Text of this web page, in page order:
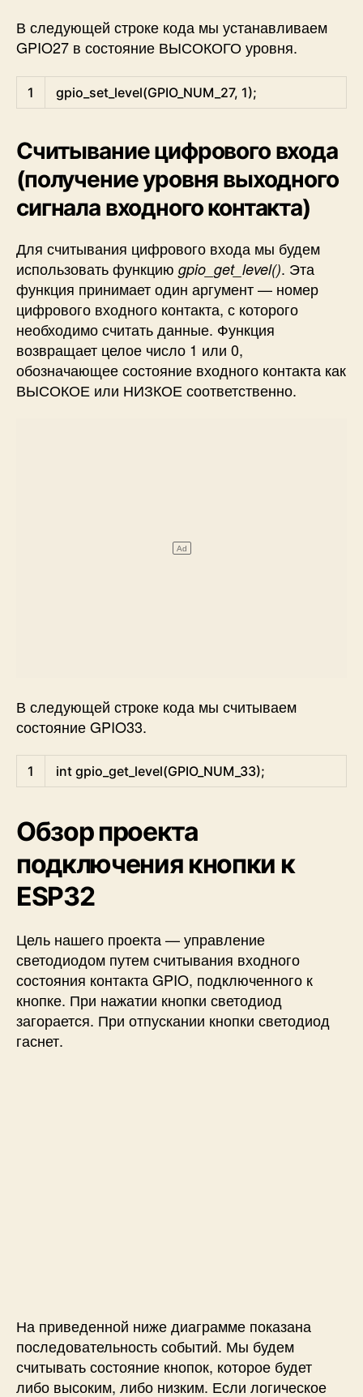
В следующей строке кода мы устанавливаем
GPIO27 в состояние ВЫСОКОГО уровня.
1 gpio_set_level(GPIO_NUM_27, 1);
Считывание цифрового входа
(получение уровня выходного
сигнала входного контакта)
Для считывания цифрового входа мы будем
использовать функцию gpio_get_level(). Эта
функция принимает один аргумент — номер
цифрового входного контакта, с которого
необходимо считать данные. Функция
возвращает целое число 1 или 0,
обозначающее состояние входного контакта как
ВЫСОКОЕ или НИЗКОЕ соответственно.
В следующей строке кода мы считываем
состояние GPIO33.
1 int gpio_get_level(GPIO_NUM_33);
Обзор проекта
подключения кнопки к
ESP32
Цель нашего проекта — управление
светодиодом путем считывания входного
состояния контакта GPIO, подключенного к
кнопке. При нажатии кнопки светодиод
загорается. При отпускании кнопки светодиод
гаснет.
На приведенной ниже диаграмме показана
последовательность событий. Мы будем
считывать состояние кнопок, которое будет
либо высоким, либо низким. Если логическое